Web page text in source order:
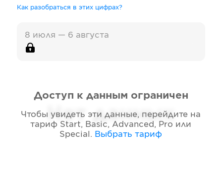
Как разобраться в этих цифрах?
8 июля — 6 августа
Нет данных
Доступ к данным ограничен
Чтобы увидеть эти данные, перейдите на
тариф Start, Basic, Advanced, Pro или
Special . Выбрать тариф